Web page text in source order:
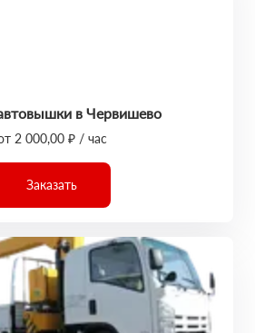
в Червишево
2 000,00 ₽ / час
Заказать